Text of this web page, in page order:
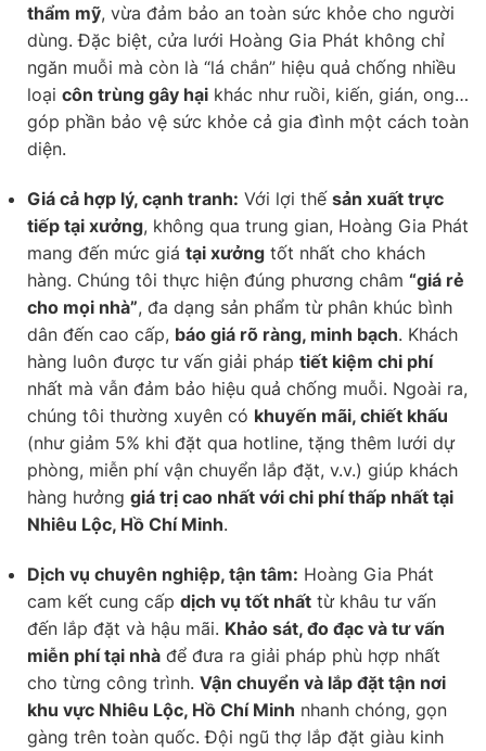
thẩm mỹ, vừa đảm bảo an toàn sức khỏe cho người
dùng. Đặc biệt, cửa lưới Hoàng Gia Phát không chỉ
ngăn muỗi mà còn là “lá chắn” hiệu quả chống nhiều
loại côn trùng gây hại khác như ruồi, kiến, gián, ong…
góp phần bảo vệ sức khỏe cả gia đình một cách toàn
diện.
Giá cả hợp lý, cạnh tranh: Với lợi thế sản xuất trực
tiếp tại xưởng, không qua trung gian, Hoàng Gia Phát
mang đến mức giá tại xưởng tốt nhất cho khách
hàng. Chúng tôi thực hiện đúng phương châm “giá rẻ
cho mọi nhà”, đa dạng sản phẩm từ phân khúc bình
dân đến cao cấp, báo giá rõ ràng, minh bạch. Khách
hàng luôn được tư vấn giải pháp tiết kiệm chi phí
nhất mà vẫn đảm bảo hiệu quả chống muỗi. Ngoài ra,
chúng tôi thường xuyên có khuyến mãi, chiết khấu
(như giảm 5% khi đặt qua hotline, tặng thêm lưới dự
phòng, miễn phí vận chuyển lắp đặt, v.v.) giúp khách
hàng hưởng giá trị cao nhất với chi phí thấp nhất tại
Nhiêu Lộc, Hồ Chí Minh.
Dịch vụ chuyên nghiệp, tận tâm: Hoàng Gia Phát
cam kết cung cấp dịch vụ tốt nhất từ khâu tư vấn
đến lắp đặt và hậu mãi. Khảo sát, đo đạc và tư vấn
miễn phí tại nhà để đưa ra giải pháp phù hợp nhất
cho từng công trình. Vận chuyển và lắp đặt tận nơi
khu vực Nhiêu Lộc, Hồ Chí Minh nhanh chóng, gọn
gàng trên toàn quốc. Đội ngũ thợ lắp đặt giàu kinh